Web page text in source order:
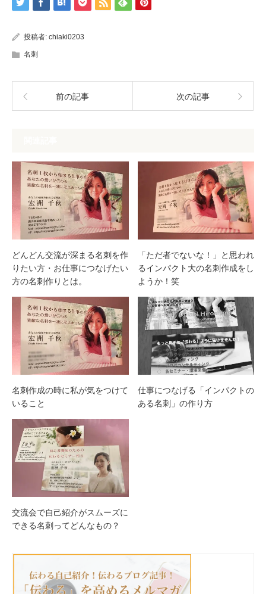
投稿者: chiaki0203
名刺
前の記事 次の記事
どんどん交流が深まる名刺を作
りたい方・お仕事につなげたい
方の名刺作りとは。
「ただ者でないな！」と思われ
るインパクト大の名刺作成をし
ようか！笑
名刺作成の時に私が気をつけて
いること
仕事につなげる「インパクトの
ある名刺」の作り方
交流会で自己紹介がスムーズに
できる名刺ってどんなもの？